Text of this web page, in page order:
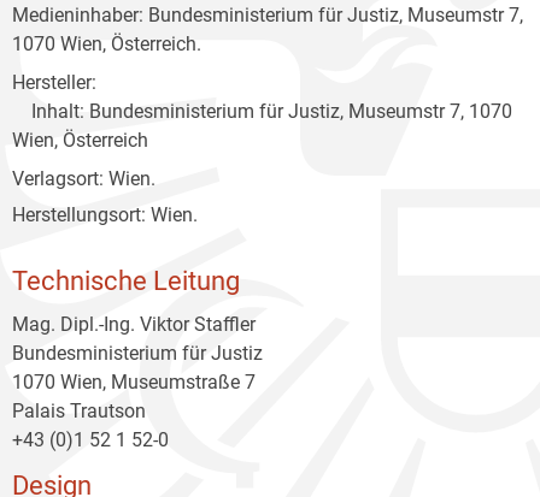
Medieninhaber: Bundesministerium für Justiz, Museumstr 7,
1070 Wien, Österreich.
Hersteller:
Inhalt: Bundesministerium für Justiz, Museumstr 7, 1070
Wien, Österreich
Verlagsort: Wien.
Herstellungsort: Wien.
Technische Leitung
Mag. Dipl.-Ing. Viktor Staffler
Bundesministerium für Justiz
1070 Wien, Museumstraße 7
Palais Trautson
+43 (0)1 52 1 52-0
Design